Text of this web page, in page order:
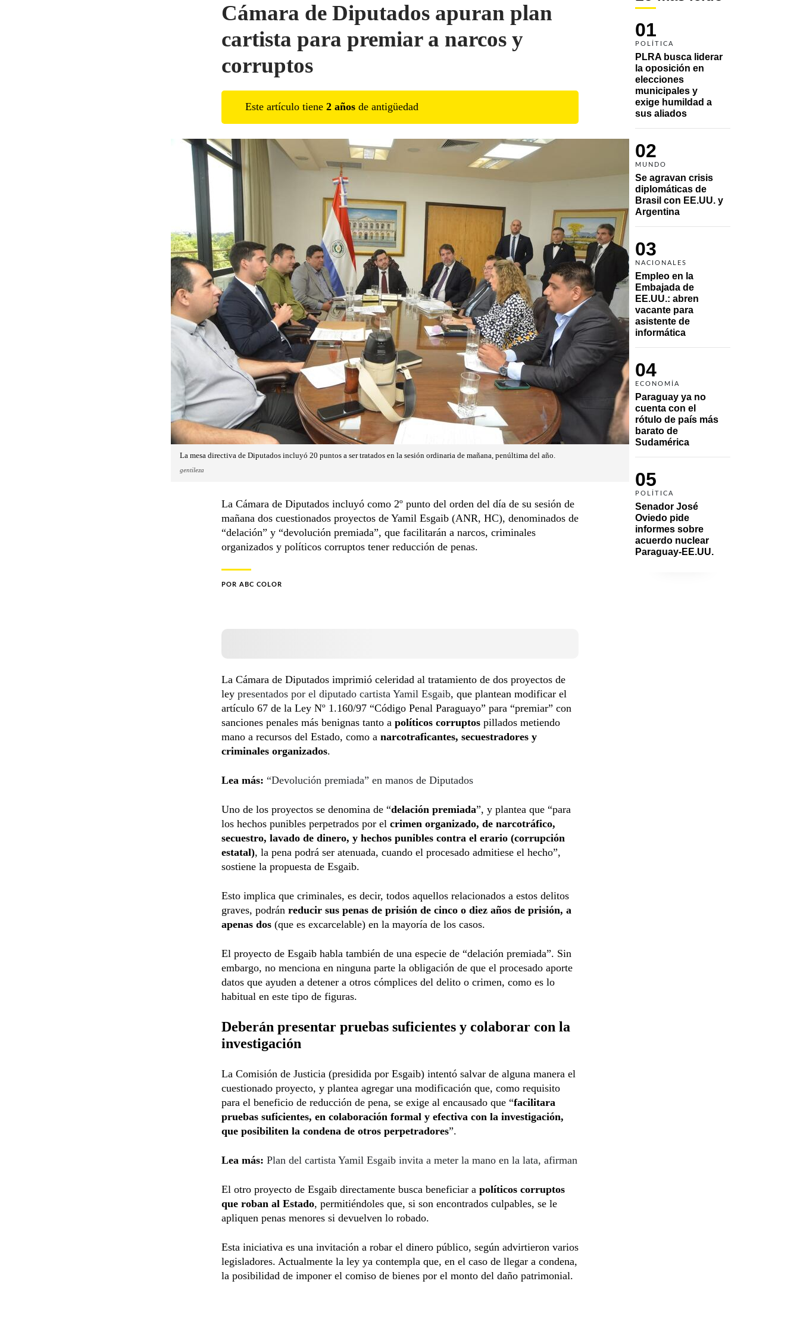
01
POLÍTICA
PLRA busca liderar
la oposición en
elecciones
municipales y
exige humildad a
sus aliados
02
MUNDO
Se agravan crisis
diplomáticas de
Brasil con EE.UU. y
Argentina
03
NACIONALES
Empleo en la
Embajada de
EE.UU.: abren
vacante para
asistente de
informática
04
ECONOMÍA
Paraguay ya no
cuenta con el
rótulo de país más
barato de
Sudamérica
05
POLÍTICA
Senador José
Oviedo pide
informes sobre
acuerdo nuclear
Paraguay-EE.UU.
Cámara de Diputados apuran plan
cartista para premiar a narcos y
corruptos
Este artículo tiene 2 años de antigüedad
La mesa directiva de Diputados incluyó 20 puntos a ser tratados en la sesión ordinaria de mañana, penúltima del año.
gentileza
La Cámara de Diputados incluyó como 2º punto del orden del día de su sesión de
mañana dos cuestionados proyectos de Yamil Esgaib (ANR, HC), denominados de
“delación” y “devolución premiada”, que facilitarán a narcos, criminales
organizados y políticos corruptos tener reducción de penas.
POR ABC COLOR
La Cámara de Diputados imprimió celeridad al tratamiento de dos proyectos de
ley presentados por el diputado cartista Yamil Esgaib, que plantean modificar el
artículo 67 de la Ley Nº 1.160/97 “Código Penal Paraguayo” para “premiar” con
sanciones penales más benignas tanto a políticos corruptos pillados metiendo
mano a recursos del Estado, como a narcotraficantes, secuestradores y
criminales organizados.
Lea más: “Devolución premiada” en manos de Diputados
Uno de los proyectos se denomina de “delación premiada”, y plantea que “para
los hechos punibles perpetrados por el crimen organizado, de narcotráfico,
secuestro, lavado de dinero, y hechos punibles contra el erario (corrupción
estatal), la pena podrá ser atenuada, cuando el procesado admitiese el hecho”,
sostiene la propuesta de Esgaib.
Esto implica que criminales, es decir, todos aquellos relacionados a estos delitos
graves, podrán reducir sus penas de prisión de cinco o diez años de prisión, a
apenas dos (que es excarcelable) en la mayoría de los casos.
El proyecto de Esgaib habla también de una especie de “delación premiada”. Sin
embargo, no menciona en ninguna parte la obligación de que el procesado aporte
datos que ayuden a detener a otros cómplices del delito o crimen, como es lo
habitual en este tipo de figuras.
Deberán presentar pruebas suficientes y colaborar con la
investigación
La Comisión de Justicia (presidida por Esgaib) intentó salvar de alguna manera el
cuestionado proyecto, y plantea agregar una modificación que, como requisito
para el beneficio de reducción de pena, se exige al encausado que “facilitara
pruebas suficientes, en colaboración formal y efectiva con la investigación,
que posibiliten la condena de otros perpetradores”.
Lea más: Plan del cartista Yamil Esgaib invita a meter la mano en la lata, afirman
El otro proyecto de Esgaib directamente busca beneficiar a políticos corruptos
que roban al Estado, permitiéndoles que, si son encontrados culpables, se le
apliquen penas menores si devuelven lo robado.
Esta iniciativa es una invitación a robar el dinero público, según advirtieron varios
legisladores. Actualmente la ley ya contempla que, en el caso de llegar a condena,
la posibilidad de imponer el comiso de bienes por el monto del daño patrimonial.